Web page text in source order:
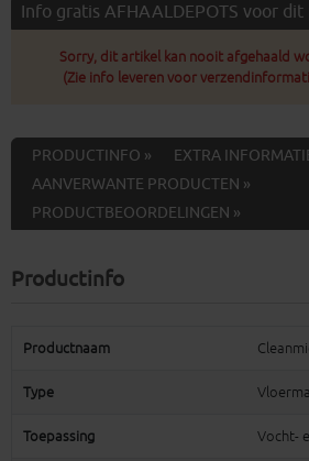
Info gratis AFHAALDEPOTS voor
Sorry, dit artikel kan nooit afgehaald
(Zie info leveren voor
PRODUCTINFO »
EXTRA
AANVERWANTE PRODUCTEN »
PRODUCTBEOORDELINGEN »
Productinfo
Productnaam
Type
Toepassing Vocht-